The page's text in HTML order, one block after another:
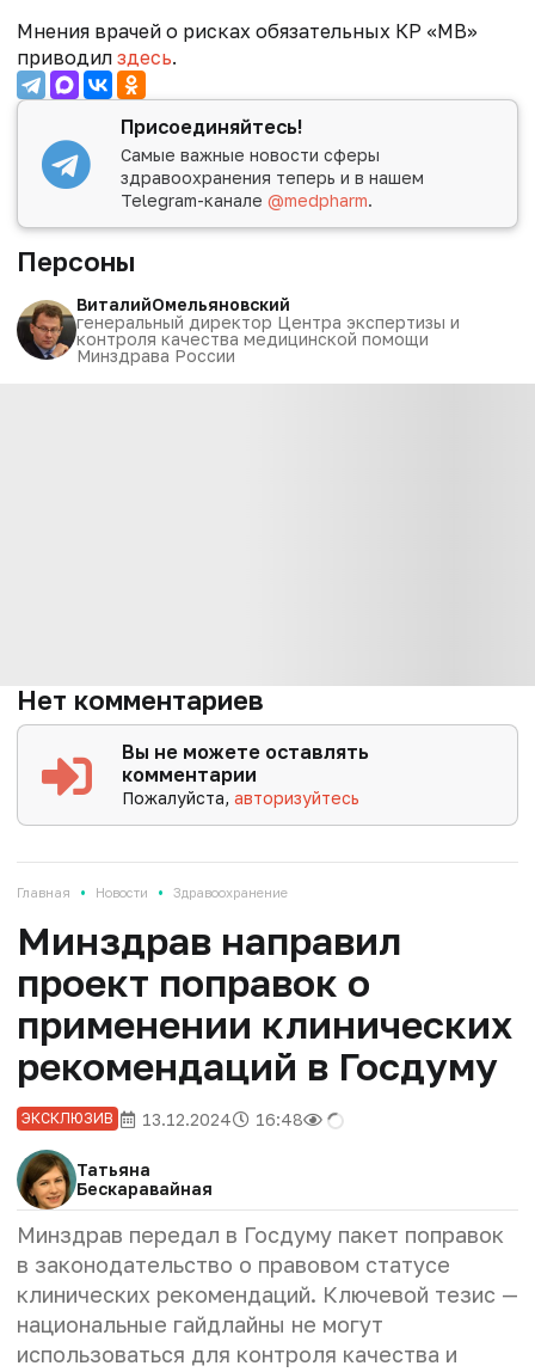
Мнения врачей о рисках обязательных КР «МВ»
приводил здесь.
Присоединяйтесь!
Самые важные новости сферы
здравоохранения теперь и в нашем
Telegram-канале@medpharm.
Персоны
ВиталийОмельяновский
генеральный директор Центра экспертизы и
контроля качества медицинской помощи
Минздрава России
Нет комментариев
Вы не можете оставлять
комментарии
Пожалуйста,авторизуйтесь
Главная • Новости • Здравоохранение
Минздрав направил
проект поправок о
применении клинических
рекомендаций в Госдуму
ЭКСКЛЮЗИВ 13.12.2024 16:48
Татьяна
Бескаравайная
Минздрав передал в Госдуму пакет поправок
в законодательство о правовом статусе
клинических рекомендаций. Ключевой тезис —
национальные гайдлайны не могут
использоваться для контроля качества и